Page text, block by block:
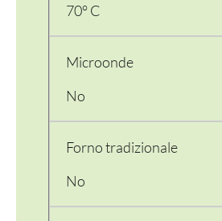
PER LA TAVOLA
CONTENITORI E ASPORTO
70° C
Microonde
No
Forno tradizionale
No